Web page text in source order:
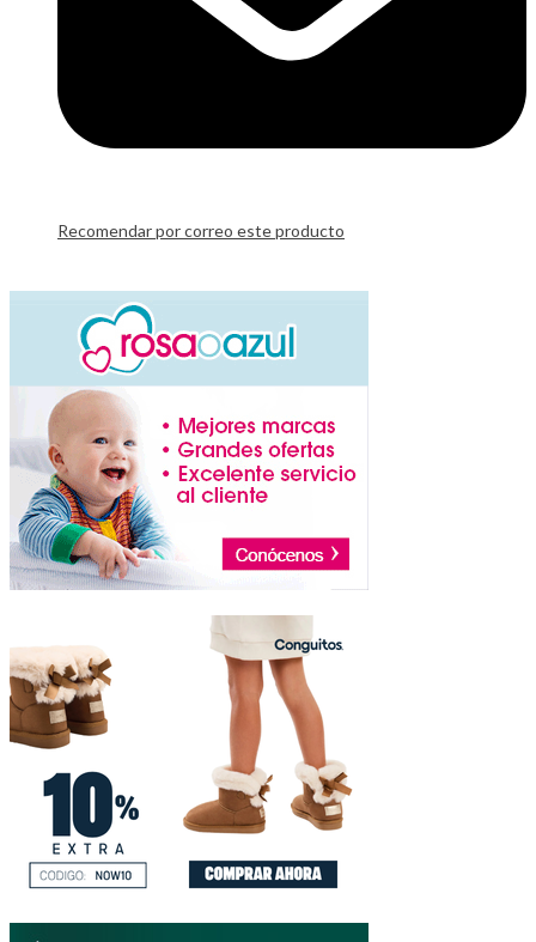
Recomendar por correo este producto